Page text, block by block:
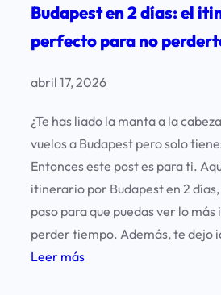
Budapest en 2 días: el
perfecto para no
abril 17, 2026
¿Te has liado la manta a la
vuelos a Budapest pero solo
Entonces este post es para ti.
itinerario por Budapest en 2
paso para que puedas ver lo
perder tiempo. Además, te dejo
Leer más: